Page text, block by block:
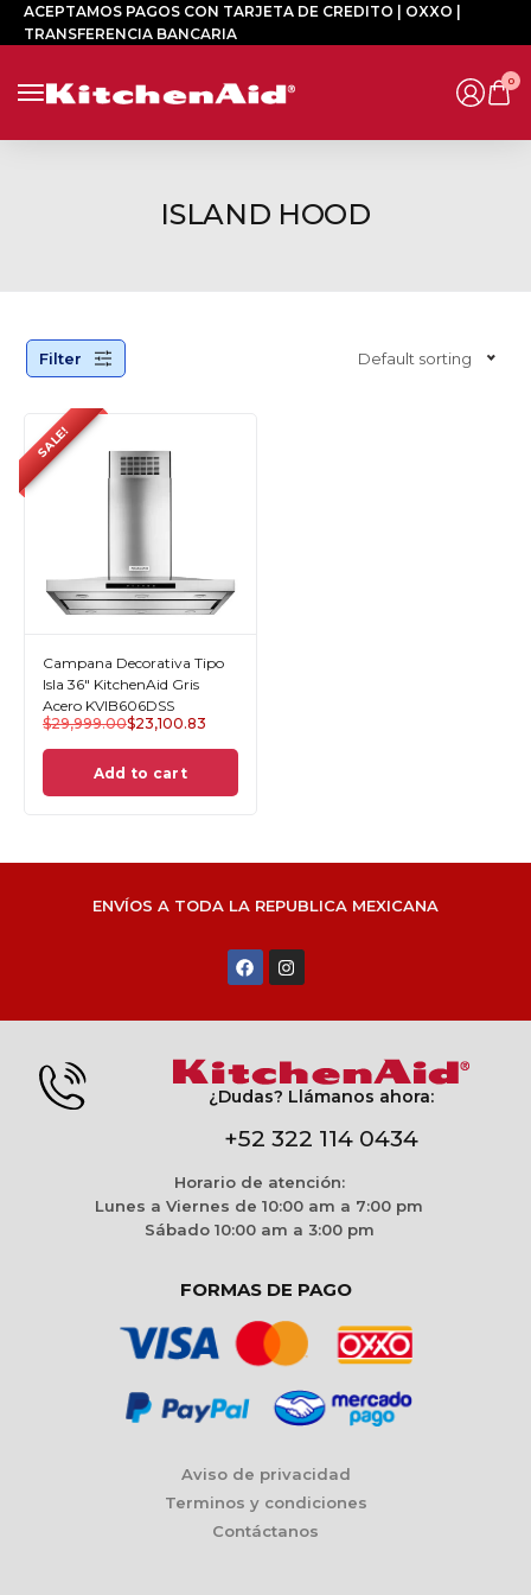
ACEPTAMOS PAGOS CON TARJETA DE CREDITO | OXXO |
TRANSFERENCIA BANCARIA
0
ISLAND HOOD
Filter Default sorting
SALE!
Campana Decorativa Tipo
Isla 36" KitchenAid Gris
Acero KVIB606DSS
$29,999.00$23,100.83
Add to cart
ENVÍOS A TODA LA REPUBLICA MEXICANA
¿Dudas? Llámanos ahora:
+52 322 114 0434
Horario de atención:
Lunes a Viernes de 10:00 am a 7:00 pm
Sábado 10:00 am a 3:00 pm
FORMAS DE PAGO
Aviso de privacidad
Terminos y condiciones
Contáctanos